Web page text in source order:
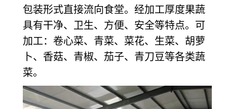
包装形式直接流向食堂。经加工厚度果蔬
具有干净、卫生、方便、安全等特点。可
加工：卷心菜、青菜、菜花、生菜、胡萝
卜、香菇、青椒、茄子、青刀豆等各类蔬
菜。